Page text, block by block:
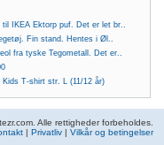
IKEA Ektorp puf. Det er let br..
Fin stand. Hentes i Øl..
fra tyske Tegometall. Det er..
T-shirt str. L (11/12 år)
Alle rettigheder forbeholdes.
| Privatliv | Vilkår og betingelser